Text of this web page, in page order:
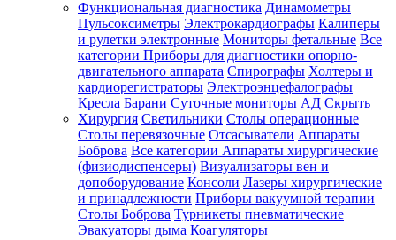
Функциональная диагностика Динамометры
Пульсоксиметры Электрокардиографы Калиперы
и рулетки электронные Мониторы фетальные Все
категории Приборы для диагностики опорно-
двигательного аппарата Спирографы Холтеры и
кардиорегистраторы Электроэнцефалографы
Кресла Барани Суточные мониторы АД Скрыть
Хирургия Светильники Столы операционные
Столы перевязочные Отсасыватели Аппараты
Боброва Все категории Аппараты хирургические
(физиодиспенсеры) Визуализаторы вен и
допоборудование Консоли Лазеры хирургические
и принадлежности Приборы вакуумной терапии
Столы Боброва Турникеты пневматические
Эвакуаторы дыма Коагуляторы